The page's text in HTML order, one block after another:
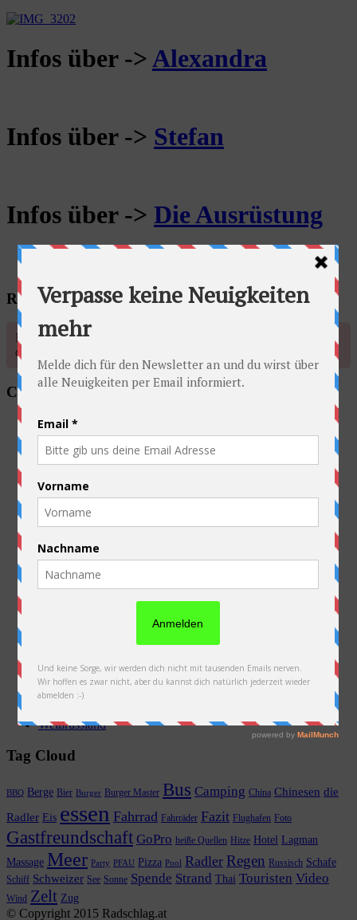
Infos über -> Alexandra
Infos über -> Stefan
Infos über -> Die Ausrüstung
Radschlag auf Facebook
No account found, Please enter the account ID available in the
dashboard
Categories
Allgemein
Ausrüstung
Australien
Belgien
China
Deutschland
Frankreich
Kasachstan
Laos
Neuseeland
Slowakei
Thailand
Ukraine
Weißrussland
Tag Cloud
BBQ Berge Bier Burger Burger Master Bus Camping China Chinesen die
Radler Eis essen Fahrrad Fahrräder Fazit Flughafen Foto
Gastfreundschaft GoPro heiße Quellen Hitze Hotel
Lagman
Massage Meer Party PFAU Pizza Pool Radler Regen Russisch Schafe
Schiff Schweizer See Sonne Spende Strand Thai Touristen Video
Wind Zelt Zug
© Copyright 2015 Radschlag.at